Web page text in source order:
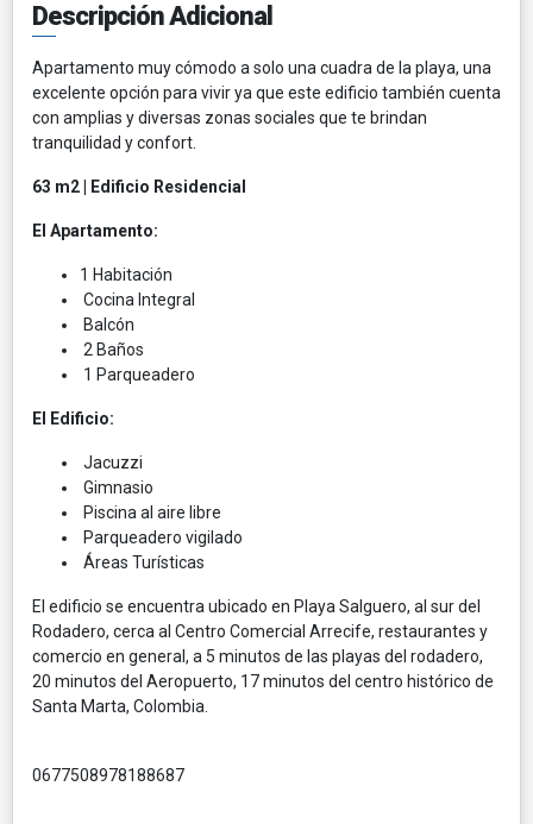
Descripción Adicional
Apartamento muy cómodo a solo una cuadra de la playa, una
excelente opción para vivir ya que este edificio también cuenta
con amplias y diversas zonas sociales que te brindan
tranquilidad y confort.
63 m2 | Edificio Residencial
El Apartamento:
1 Habitación
Cocina Integral
Balcón
2 Baños
1 Parqueadero
El Edificio:
Jacuzzi
Gimnasio
Piscina al aire libre
Parqueadero vigilado
Áreas Turísticas
El edificio se encuentra ubicado en Playa Salguero, al sur del
Rodadero, cerca al Centro Comercial Arrecife, restaurantes y
comercio en general, a 5 minutos de las playas del rodadero,
20 minutos del Aeropuerto, 17 minutos del centro histórico de
Santa Marta, Colombia.
0677508978188687